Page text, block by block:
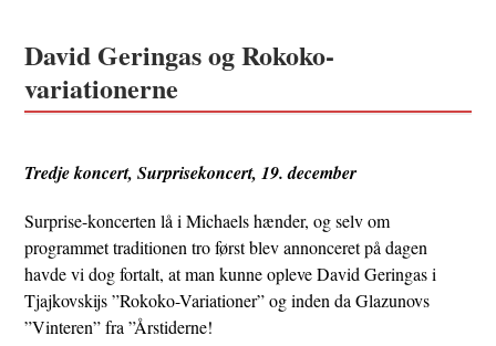
David Geringas og Rokoko-
variationerne
Tredje koncert, Surprisekoncert, 19. december
Surprise-koncerten lå i Michaels hænder, og selv om
programmet traditionen tro først blev annonceret på dagen
havde vi dog fortalt, at man kunne opleve David Geringas i
Tjajkovskijs ”Rokoko-Variationer” og inden da Glazunovs
”Vinteren” fra ”Årstiderne!